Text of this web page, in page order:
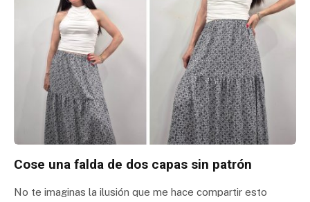
Cose una falda de dos capas sin patrón
No te imaginas la ilusión que me hace compartir esto